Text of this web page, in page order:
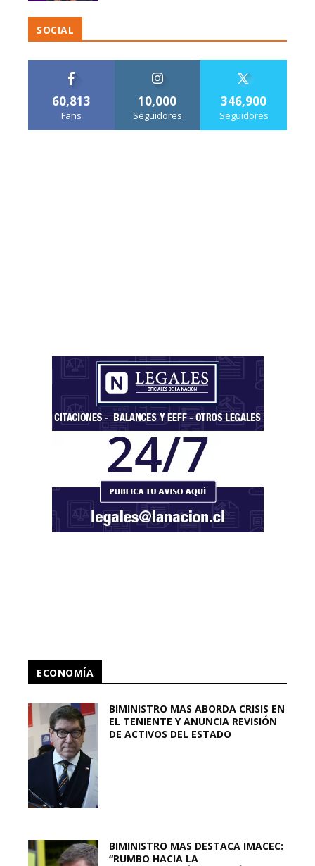
SOCIAL
60,813
Fans
10,000
Seguidores
346,900
Seguidores
ECONOMÍA
BIMINISTRO MAS ABORDA CRISIS EN
EL TENIENTE Y ANUNCIA REVISIÓN
DE ACTIVOS DEL ESTADO
BIMINISTRO MAS DESTACA IMACEC:
“RUMBO HACIA LA